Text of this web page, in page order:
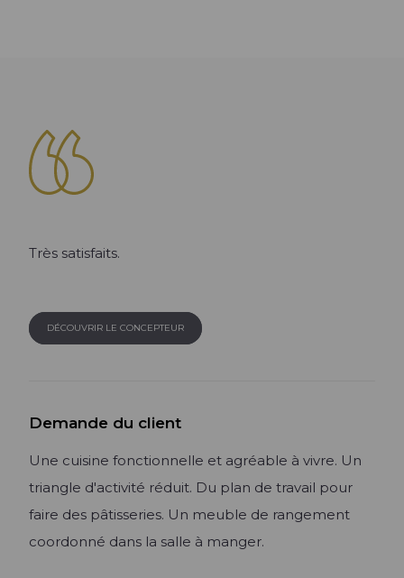
Demande du client
Une cuisine fonctionnelle et agréable à vivre. Un
triangle d'activité réduit. Du plan de travail pour
faire des pâtisseries. Un meuble de rangement
coordonné dans la salle à manger.
Très satisfaits.
DÉCOUVRIR LE CONCEPTEUR